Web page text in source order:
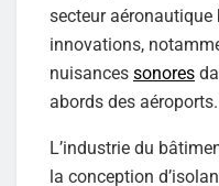
secteur aéronautique
innovations,
nuisances sonores
abords des aéroports.
L’industrie du
la conception